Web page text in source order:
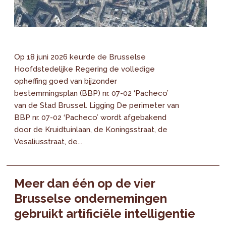
Op 18 juni 2026 keurde de Brusselse
Hoofdstedelijke Regering de volledige
opheffing goed van bijzonder
bestemmingsplan (BBP) nr. 07-02 ‘Pacheco’
van de Stad Brussel. Ligging De perimeter van
BBP nr. 07-02 ‘Pacheco’ wordt afgebakend
door de Kruidtuinlaan, de Koningsstraat, de
Vesaliusstraat, de...
Meer dan één op de vier
Brusselse ondernemingen
gebruikt artificiële intelligentie